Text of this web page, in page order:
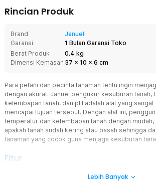
Rincian Produk
Brand
Januel
Garansi
1 Bulan Garansi Toko
Berat Produk
0.4 kg
Dimensi Kemasan 37 x 10 x 6 cm
Para petani dan pecinta tanaman tentu ingin
dengan akurat. Januel pengukur kesuburan tanah,
kelembapan tanah, dan pH adalah alat yang
mencapai tujuan tersebut. Dengan alat ini,
temperatur dan kelembapan tanah dengan
apakah tanah sudah kering atau basah sehingga
tanaman yang cocok guna menjaga kesuburan
Fitur
Lebih Banyak